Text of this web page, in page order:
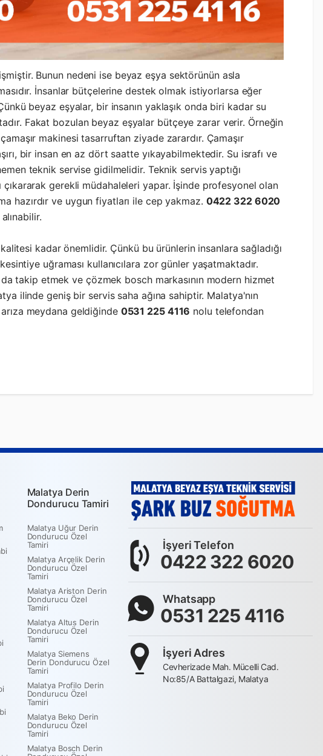
Bunun nedeni ise beyaz eşya sektörünün asla
İnsanlar bütçelerine destek olmak istiyorlarsa eğer
beyaz eşyalar, bir insanın yaklaşık onda biri kadar su
Fakat bozulan beyaz eşyalar bütçeye zarar verir. Örneğin
makinesi tasarruftan ziyade zarardır. Çamaşır
bir insan en az dört saatte yıkayabilmektedir. Su israfı ve
teknik servise gidilmelidir. Teknik servis yaptığı
gerekli müdahaleleri yapar. İşinde profesyonel olan
hazırdır ve uygun fiyatları ile cep yakmaz. 0422 322 6020
kadar önemlidir. Çünkü bu ürünlerin insanlara sağladığı
uğraması kullanıcılara zor günler yaşatmaktadır.
takip etmek ve çözmek bosch markasının modern hizmet
ilinde geniş bir servis saha ağına sahiptir. Malatya'nın
meydana geldiğinde 0531 225 4116 nolu telefondan
Malatya Derin
Dondurucu Tamiri
Malatya Uğur Derin
Dondurucu Özel
Tamiri
Malatya Arçelik Derin
Dondurucu Özel
Tamiri
Malatya Ariston Derin
Dondurucu Özel
Tamiri
Malatya Altus Derin
Dondurucu Özel
Tamiri
Malatya Siemens
Derin Dondurucu Özel
Tamiri
Malatya Profilo Derin
Dondurucu Özel
Tamiri
Malatya Beko Derin
Dondurucu Özel
Tamiri
Malatya Bosch Derin
İşyeri Telefon
0422 322 6020
Whatsapp
0531 225 4116
İşyeri Adres
Cevherizade Mah. Mücelli Cad.
No:85/A Battalgazi, Malatya